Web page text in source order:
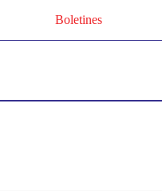
Boletines